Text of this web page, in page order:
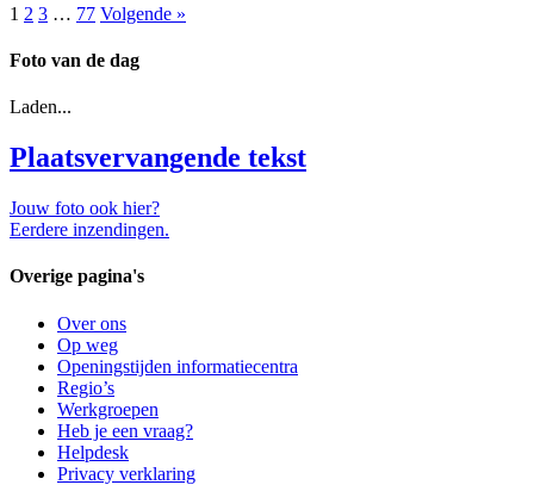
1 2 3 … 77 Volgende »
Foto van de dag
Laden...
Plaatsvervangende tekst
Jouw foto ook hier?
Eerdere inzendingen.
Overige pagina's
Over ons
Op weg
Openingstijden informatiecentra
Regio’s
Werkgroepen
Heb je een vraag?
Helpdesk
Privacy verklaring